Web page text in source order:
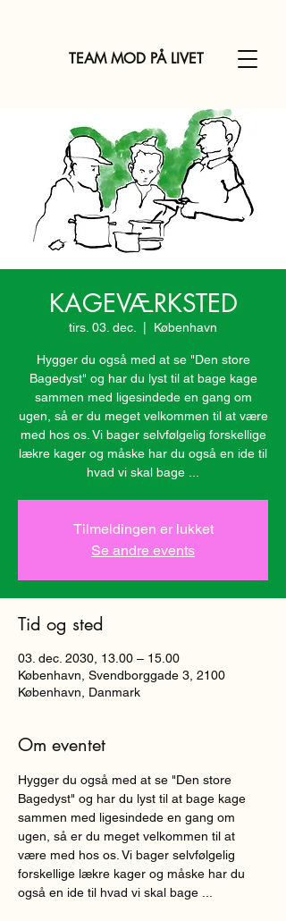
TEAM MOD PÅ LIVET
KAGEVÆRKSTED
tirs. 03. dec. København
Hygger du også med at se "Den store
Bagedyst" og har du lyst til at bage kage
sammen med ligesindede en gang om
ugen, så er du meget velkommen til at være
med hos os. Vi bager selvfølgelig forskellige
lækre kager og måske har du også en ide til
hvad vi skal bage ...
Tilmeldingen er lukket
Se andre events
Tid og sted
03. dec. 2030, 13.00 – 15.00
København, Svendborggade 3, 2100
København, Danmark
Om eventet
Hygger du også med at se "Den store
Bagedyst" og har du lyst til at bage kage
sammen med ligesindede en gang om
ugen, så er du meget velkommen til at
være med hos os. Vi bager selvfølgelig
forskellige lækre kager og måske har du
også en ide til hvad vi skal bage ...